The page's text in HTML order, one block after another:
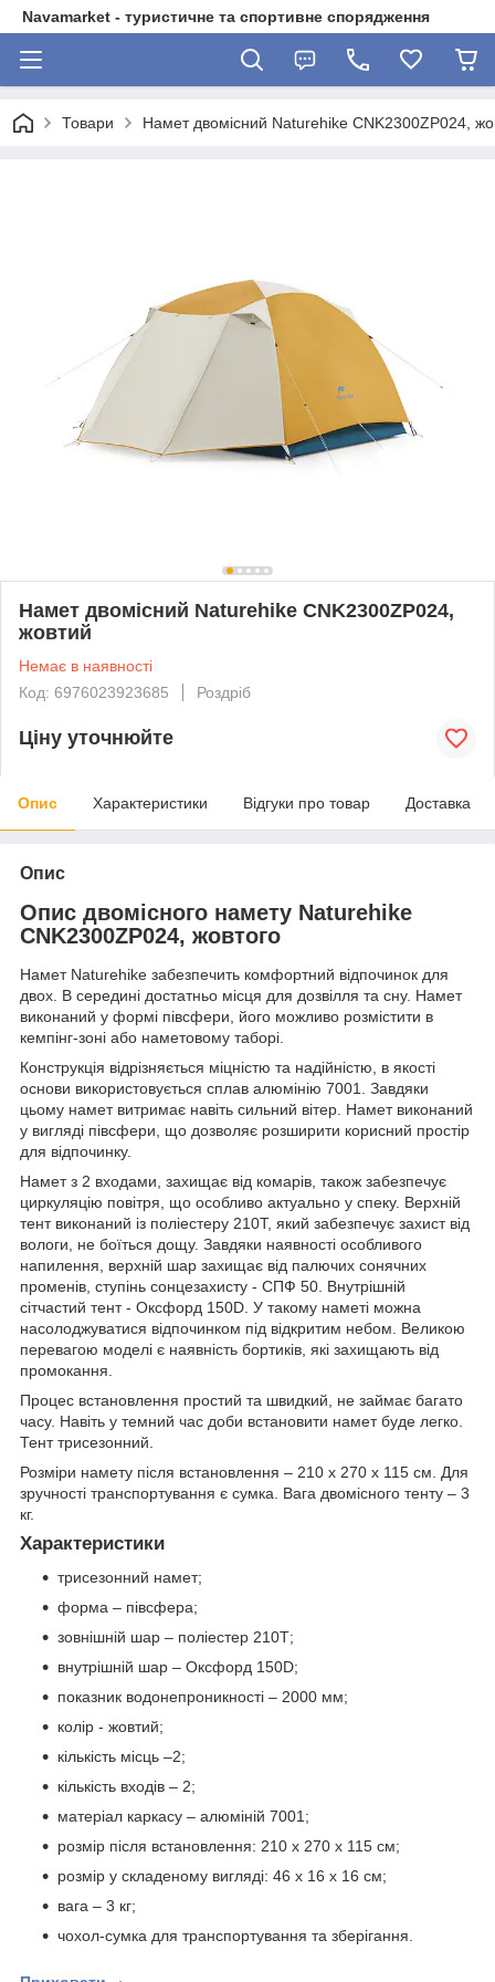
Navamarket - туристичне та спортивне спорядження
Товари Намет двомісний Naturehike CNK2300ZP024,
Намет двомісний Naturehike CNK2300ZP024,
жовтий
Немає в наявності
Код: 6976023923685
Роздріб
Ціну уточнюйте
Опис Характеристики Відгуки про товар Доставка
Опис
Опис двомісного намету Naturehike
CNK2300ZP024, жовтого
Намет Naturehike забезпечить комфортний відпочинок для
двох. В середині достатньо місця для дозвілля та сну. Намет
виконаний у формі півсфери, його можливо розмістити в
кемпінг-зоні або наметовому таборі.
Конструкція відрізняється міцністю та надійністю, в якості
основи використовується сплав алюмінію 7001. Завдяки
цьому намет витримає навіть сильний вітер. Намет виконаний
у вигляді півсфери, що дозволяє розширити корисний простір
для відпочинку.
Намет з 2 входами, захищає від комарів, також забезпечує
циркуляцію повітря, що особливо актуально у спеку. Верхній
тент виконаний із поліестеру 210Т, який забезпечує захист від
вологи, не боїться дощу. Завдяки наявності особливого
напилення, верхній шар захищає від палючих сонячних
променів, ступінь сонцезахисту - СПФ 50. Внутрішній
сітчастий тент - Оксфорд 150D. У такому наметі можна
насолоджуватися відпочинком під відкритим небом. Великою
перевагою моделі є наявність бортиків, які захищають від
промокання.
Процес встановлення простий та швидкий, не займає багато
часу. Навіть у темний час доби встановити намет буде легко.
Тент трисезонний.
Розміри намету після встановлення – 210 x 270 x 115 см. Для
зручності транспортування є сумка. Вага двомісного тенту – 3
кг.
Характеристики
трисезонний намет;
форма – півсфера;
зовнішній шар – поліестер 210Т;
внутрішній шар – Оксфорд 150D;
показник водонепроникності – 2000 мм;
колір - жовтий;
кількість місць –2;
кількість входів – 2;
матеріал каркасу – алюміній 7001;
розмір після встановлення: 210 x 270 x 115 см;
розмір у складеному вигляді: 46 x 16 x 16 см;
вага – 3 кг;
чохол-сумка для транспортування та зберігання.